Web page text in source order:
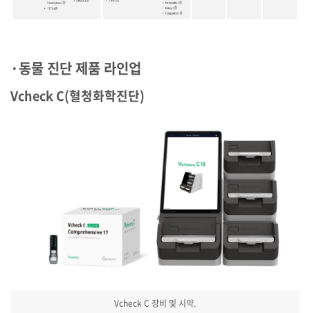
·동물 진단 제품 라인업
Vcheck C(혈청화학진단)
Vcheck C 장비 및 시약.